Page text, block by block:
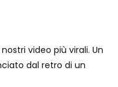
video più virali. Un
dal retro di un